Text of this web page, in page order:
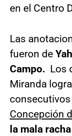
en el Centro
Las
fueron de
Campo. Los
Miranda
Concepción
la mala